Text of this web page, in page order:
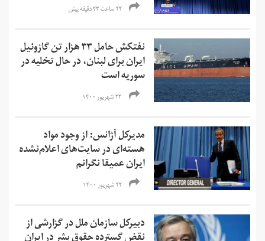
۲۲ ساعت ۴۳ دقیقه پیش
نفتکش حامل ۳۳ هزار تن گازوئیل
ایران برای لبنان، در حال تخلیه در
سوریه است
۲۳ شهریور ۱۴۰۰
مدیرکل آژانس: از وجود مواد
هسته‌ای در سایت‌های اعلام‌نشده
ایران عمیقا نگرانم
۲۲ شهریور ۱۴۰۰
دبیرکل سازمان ملل در گزارشی از